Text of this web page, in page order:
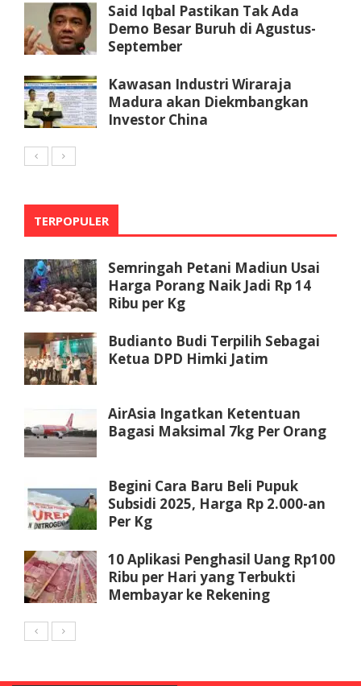
Said Iqbal Pastikan Tak Ada
Demo Besar Buruh di Agustus-
September
Kawasan Industri Wiraraja
Madura akan Diekmbangkan
Investor China
TERPOPULER
Semringah Petani Madiun Usai
Harga Porang Naik Jadi Rp 14
Ribu per Kg
Budianto Budi Terpilih Sebagai
Ketua DPD Himki Jatim
AirAsia Ingatkan Ketentuan
Bagasi Maksimal 7kg Per Orang
Begini Cara Baru Beli Pupuk
Subsidi 2025, Harga Rp 2.000-an
Per Kg
10 Aplikasi Penghasil Uang Rp100
Ribu per Hari yang Terbukti
Membayar ke Rekening